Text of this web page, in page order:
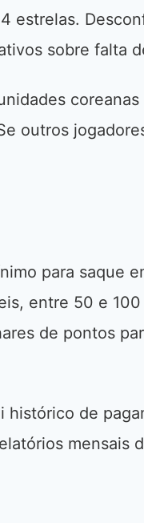
estrelas.
sobre falta
outros
para saque
entre 50 e 100
de pontos
de
mensais